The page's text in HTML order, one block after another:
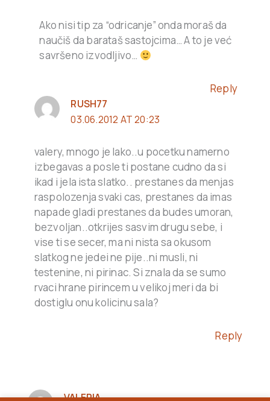
Ako nisi tip za “odricanje” onda moraš da
naučiš da barataš sastojcima… A to je već
savršeno izvodljivo…
Reply
RUSH77
03.06.2012 AT 20:23
valery, mnogo je lako..u pocetku namerno
izbegavas a posle ti postane cudno da si
ikad i jela ista slatko.. prestanes da menjas
raspolozenja svaki cas, prestanes da imas
napade gladi prestanes da budes umoran,
bezvoljan..otkrijes sasvim drugu sebe, i
vise ti se secer, ma ni nista sa okusom
slatkog ne jedei ne pije..ni musli, ni
testenine, ni pirinac. Si znala da se sumo
rvaci hrane pirincem u velikoj meri da bi
dostiglu onu kolicinu sala?
Reply
VALERIA